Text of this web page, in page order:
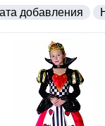
добавления